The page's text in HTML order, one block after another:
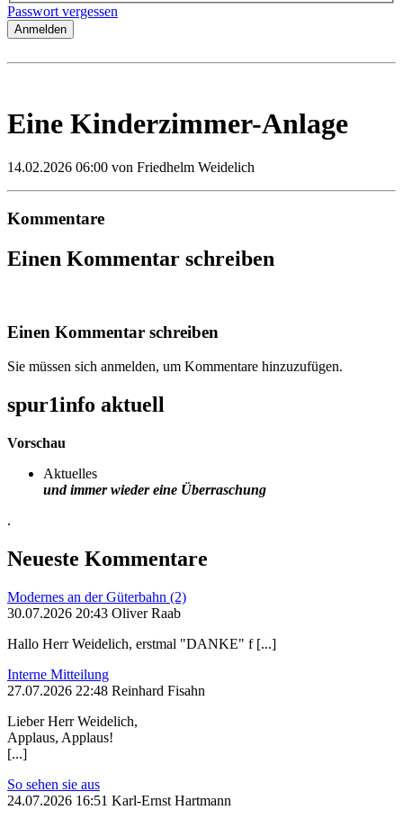
Passwort vergessen
Anmelden
Eine Kinderzimmer-Anlage
14.02.2026 06:00 von Friedhelm Weidelich
Kommentare
Einen Kommentar schreiben
Einen Kommentar schreiben
Sie müssen sich anmelden, um Kommentare hinzuzufügen.
spur1info aktuell
Vorschau
Aktuelles
und immer wieder eine Überraschung
.
Neueste Kommentare
Modernes an der Güterbahn (2)
30.07.2026 20:43 Oliver Raab
Hallo Herr Weidelich, erstmal "DANKE" f [...]
Interne Mitteilung
27.07.2026 22:48 Reinhard Fisahn
Lieber Herr Weidelich,
Applaus, Applaus!
[...]
So sehen sie aus
24.07.2026 16:51 Karl-Ernst Hartmann